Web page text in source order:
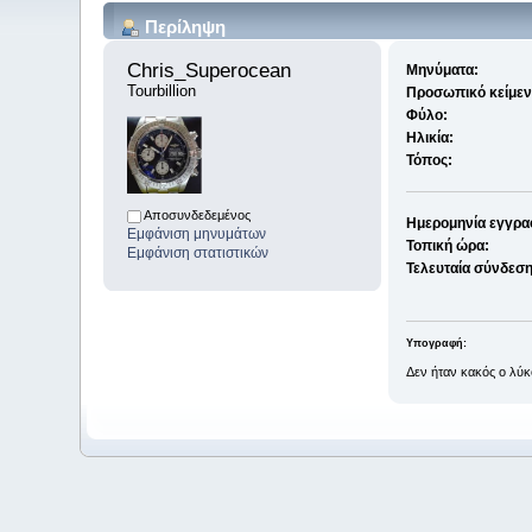
Περίληψη
Chris_Superocean
Tourbillion
Αποσυνδεδεμένος
Εμφάνιση μηνυμάτων
Εμφάνιση στατιστικών
Μηνύματα:
Προσωπικό
Φύλο:
Ηλικία:
Τόπος:
Ημερομηνία
Τοπική ώρα:
Τελευταία
Υπογραφή:
Δεν ήταν κακός ο